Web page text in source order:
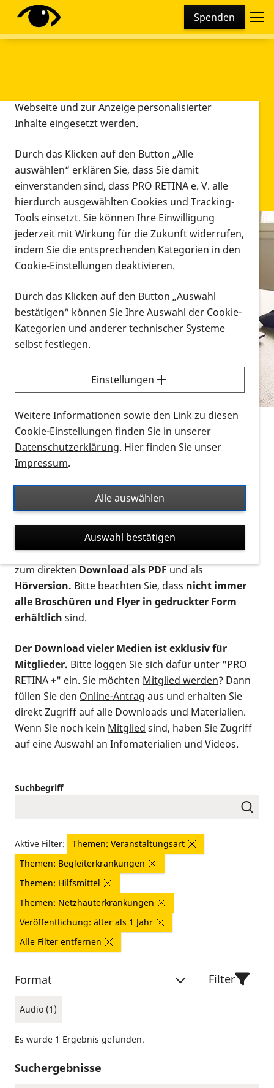
Spenden
Infomaterial
Infomaterial
Vorlesen
Alle Infomaterialien in verschiedenen
Formaten an einem Ort
Sie möchten wissen, wie Sie nach Infonmaterial
suchen und dieses bestellen bzw. herunterladen
können? Schauen Sie sich dieErklärvideos zum
Thema Infomaterial auf der PRO RETINA-Website
für blinde und sehbehinderte Menschen an.
Auf dieser Seite finden Sie sämtliches Infomaterial
Ort. Nutzen Sie den Formatfilter, um ausschließlich
nach Flyern und Broschüren, Audios oder Videos zu
suchen. Die meisten Flyer und Broschüren werden in
verschiedenen Formaten angeboten: zur
postalischen Bestellung als gedruckte Variante
zum direktenDownload als PDFund als
Hörversion. Bitte beachten Sie, dass nicht immer
alle Broschüren und Flyer in gedruckter Form
erhältlich sind.
Der Download vieler Medien ist exklusiv für
Mitglieder. Bitte loggen Sie sich dafür unter "PRO
RETINA +" ein. Sie möchten Mitglied werden? Dann
füllen Sie den Online-Antrag aus und erhalten Sie
direkt Zugriff auf alle Downloads und Materialien.
Wenn Sie noch kein Mitglied sind, haben Sie Zugriff
auf eine Auswahl an Infomaterialien und Videos.
Suchbegriff
Aktive Filter:
Themen: Veranstaltungsart
Themen: Begleiterkrankungen
Themen: Hilfsmittel
Themen: Netzhauterkrankungen
Veröffentlichung: älter als 1 Jahr
Alle Filter entfernen
Format
Audio (1)
Filter
Es wurde 1 Ergebnis gefunden.
Suchergebnisse
Diese Webseite setzt verschiedene Cookies und
Tracking-Tools ein. Dies beinhaltet Cookies und
Webseite und zur Anzeige personalisierter
Inhalte eingesetzt werden.
Durch das Klicken auf den Button „Alle
auswählen“ erklären Sie, dass Sie damit
einverstanden sind, dass PRO RETINA e. V. alle
hierdurch ausgewählten Cookies und Tracking-
Tools einsetzt. Sie können Ihre Einwilligung
jederzeit mit Wirkung für die Zukunft widerrufen,
indem Sie die entsprechenden Kategorien in den
Cookie-Einstellungen deaktivieren.
Durch das Klicken auf den Button „Auswahl
bestätigen“ können Sie Ihre Auswahl der Cookie-
Kategorien und anderer technischer Systeme
selbst festlegen.
Einstellungen
Weitere Informationen sowie den Link zu diesen
Cookie-Einstellungen finden Sie in unserer
Datenschutzerklärung. Hier finden Sie unser
Impressum.
Alle auswählen
Auswahl bestätigen